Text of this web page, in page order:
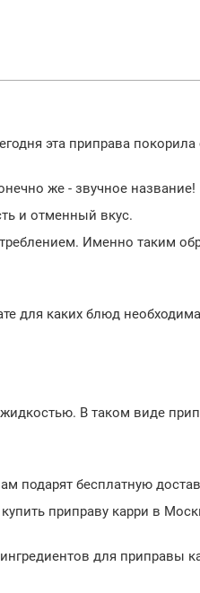
эта приправа
же - звучное название!
и отменный вкус.
Именно таким
для каких блюд
В таком виде
подарят бесплатную
приправу карри в
для приправы